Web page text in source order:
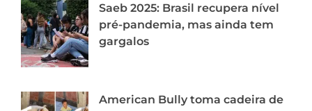
Saeb 2025: Brasil recupera nível
pré-pandemia, mas ainda tem
gargalos
American Bully toma cadeira de